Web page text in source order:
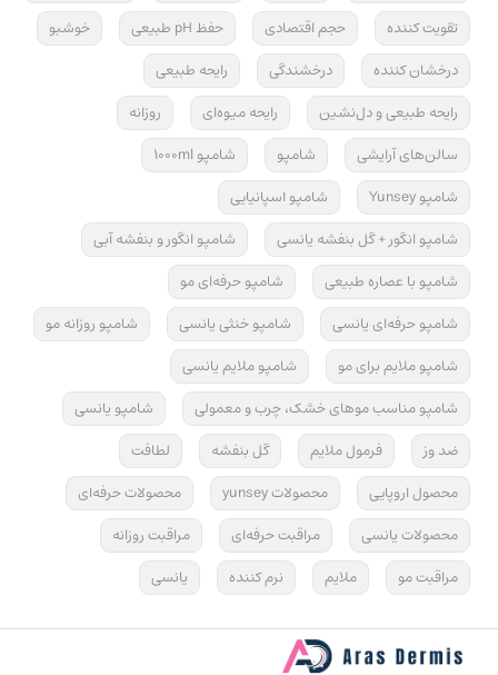
تقویت کننده
حجم اقتصادی حفظ pH طبیعی
خوشبو
درخشان کننده
درخشندگی
رایحه طبیعی
رایحه طبیعی و دل‌نشین
رایحه میوه‌ای
روزانه
سالن‌های آرایشی
شامپو
شامپو 1000ml
شامپو Yunsey
شامپو اسپانیایی
شامپو انگور + گل بنفشه یانسی
شامپو انگور و بنفشه آبی
شامپو با عصاره طبیعی
شامپو حرفه‌ای مو
شامپو حرفه‌ای یانسی
شامپو خنثی یانسی
شامپو روزانه مو
شامپو ملایم برای مو
شامپو ملایم یانسی
شامپو مناسب موهای خشک، چرب و معمولی
شامپو یانسی
ضد وز
فرمول ملایم گل بنفشه
لطافت
محصول اروپایی
محصولات yunsey
محصولات حرفه‌ای
محصولات یانسی
مراقبت حرفه‌ای
مراقبت روزانه
مراقبت مو
ملایم نرم کننده یانسی